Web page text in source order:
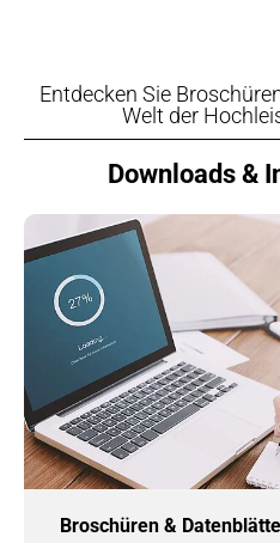
Entdecken Sie
Welt der
Downloads &
Broschüren &